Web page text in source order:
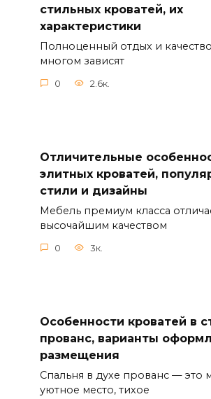
стильных кроватей, их
характеристики
Полноценный отдых и
многом зависят
0 2.6к.
Отличительные
элитных кроватей,
стили и дизайны
Мебель премиум класса
высочайшим качеством
0 3к.
Особенности кроватей в
прованс, варианты
размещения
Спальня в духе прованс — это
уютное место, тихое